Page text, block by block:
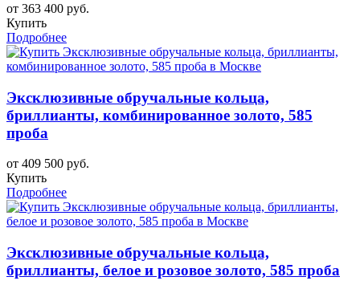
от 363 400 руб.
Купить
Подробнее
Эксклюзивные обручальные кольца,
бриллианты, комбинированное золото, 585
проба
от 409 500 руб.
Купить
Подробнее
Эксклюзивные обручальные кольца,
бриллианты, белое и розовое золото, 585 проба